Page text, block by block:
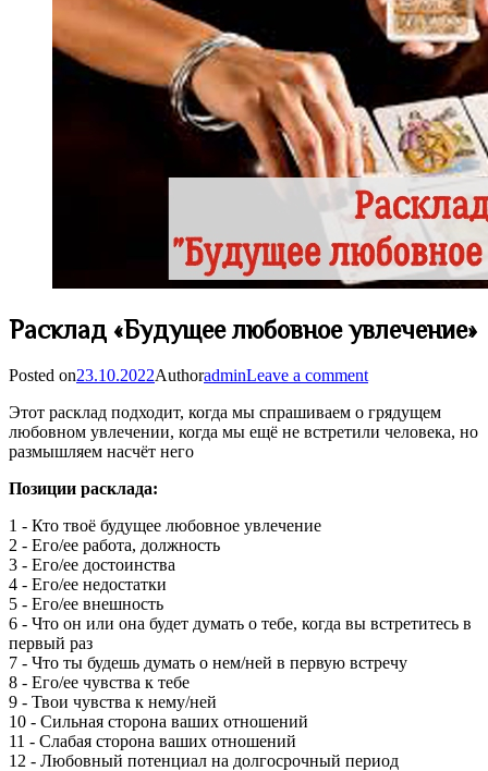
Расклад «Будущее любовное увлечение»
Posted on23.10.2022AuthoradminLeave a comment
Этот расклад подходит, когда мы спрашиваем о грядущем
любовном увлечении, когда мы ещё не встретили человека, но
размышляем насчёт него
Позиции расклада:
1 - Кто твоё будущее любовное увлечение
2 - Его/ее работа, должность
3 - Его/ее достоинства
4 - Его/ее недостатки
5 - Его/ее внешность
6 - Что он или она будет думать о тебе, когда вы встретитесь в
первый раз
7 - Что ты будешь думать о нем/ней в первую встречу
8 - Его/ее чувства к тебе
9 - Твои чувства к нему/ней
10 - Сильная сторона ваших отношений
11 - Слабая сторона ваших отношений
12 - Любовный потенциал на долгосрочный период